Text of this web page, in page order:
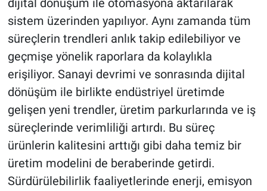
dijital dönüşüm ile otomasyona aktarılarak
sistem üzerinden yapılıyor. Aynı zamanda tüm
süreçlerin trendleri anlık takip edilebiliyor ve
geçmişe yönelik raporlara da kolaylıkla
erişiliyor. Sanayi devrimi ve sonrasında dijital
dönüşüm ile birlikte endüstriyel üretimde
gelişen yeni trendler, üretim parkurlarında ve iş
süreçlerinde verimliliği artırdı. Bu süreç
ürünlerin kalitesini arttığı gibi daha temiz bir
üretim modelini de beraberinde getirdi.
Sürdürülebilirlik faaliyetlerinde enerji, emisyon